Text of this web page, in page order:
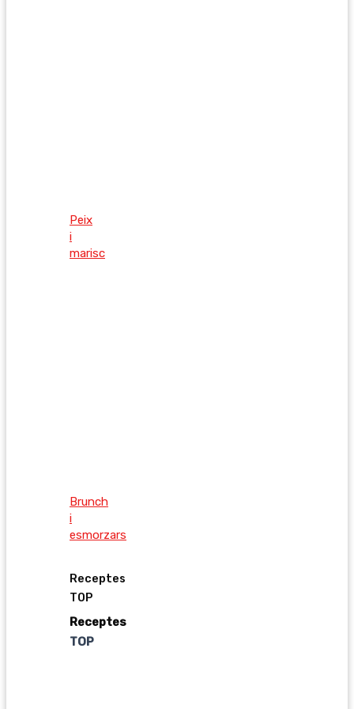
Peix
i
marisc
Brunch
i
esmorzars
Receptes
TOP
Receptes
TOP